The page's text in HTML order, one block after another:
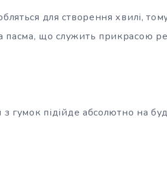
для створення хвилі,
що служить прикрасою
з гумок підійде абсолютно на